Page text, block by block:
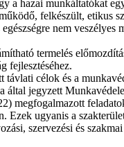
a hazai munkáltatókat
felkészült, etikus
nem veszélyes
termelés
fejlesztéséhez.
távlati célok és a
által jegyzett
megfogalmazott
Ezek ugyanis a
szervezési és